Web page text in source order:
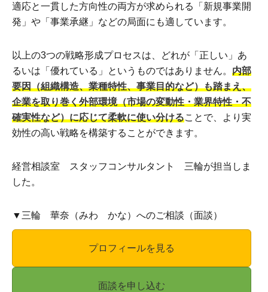
適応と一貫した方向性の両方が求められる「新規事業開
発」や「事業承継」などの局面にも適しています。
以上の3つの戦略形成プロセスは、どれが「正しい」あ
るいは「優れている」というものではありません。 内部
要因（組織構造、業種特性、事業目的など）も踏まえ、
企業を取り巻く外部環境（市場の変動性・業界特性・不
確実性など）に応じて柔軟に使い分けることで、より実
効性の高い戦略を構築することができます。
経営相談室 スタッフコンサルタント 三輪が担当しま
した。
▼三輪 華奈（みわ かな）へのご相談（面談）
プロフィールを見る
面談を申し込む